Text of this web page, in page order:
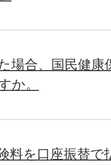
場合、国民健康
か。
料を口座振替